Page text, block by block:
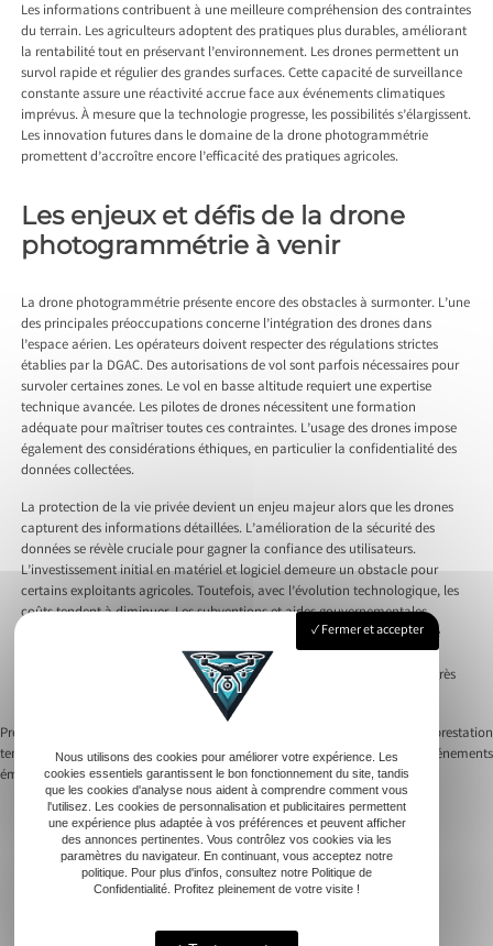
Les informations contribuent à une meilleure compréhension des contraintes
du terrain. Les agriculteurs adoptent des pratiques plus durables, améliorant
la rentabilité tout en préservant l’environnement. Les drones permettent un
survol rapide et régulier des grandes surfaces. Cette capacité de surveillance
constante assure une réactivité accrue face aux événements climatiques
imprévus. À mesure que la technologie progresse, les possibilités s’élargissent.
Les innovation futures dans le domaine de la drone photogrammétrie
promettent d’accroître encore l’efficacité des pratiques agricoles.
Les enjeux et défis de la drone
photogrammétrie à venir
La drone photogrammétrie présente encore des obstacles à surmonter. L’une
des principales préoccupations concerne l’intégration des drones dans
l’espace aérien. Les opérateurs doivent respecter des régulations strictes
établies par la DGAC. Des autorisations de vol sont parfois nécessaires pour
survoler certaines zones. Le vol en basse altitude requiert une expertise
technique avancée. Les pilotes de drones nécessitent une formation
adéquate pour maîtriser toutes ces contraintes. L’usage des drones impose
également des considérations éthiques, en particulier la confidentialité des
données collectées.
La protection de la vie privée devient un enjeu majeur alors que les drones
capturent des informations détaillées. L’amélioration de la sécurité des
données se révèle cruciale pour gagner la confiance des utilisateurs.
L’investissement initial en matériel et logiciel demeure un obstacle pour
certains exploitants agricoles. Toutefois, avec l’évolution technologique, les
coûts tendent à diminuer. Les subventions et aides gouvernementales
encouragent l’adoption des technologies de drone photogrammétrie. Le
futur de l’agriculture repose en partie sur l’adoption de ces solutions
innovantes et surmontables. Les défis actuels ouvrent la voie à des progrès
Navigation
l’article
Previous:
tendances actuelles et technologies
émergentes
Comment réussir sa prestation
drone professionnel pour des événements
Immobilier
Fermer et accepter
Nous utilisons des cookies pour améliorer votre expérience. Les
cookies essentiels garantissent le bon fonctionnement du site, tandis
que les cookies d'analyse nous aident à comprendre comment vous
l'utilisez. Les cookies de personnalisation et publicitaires permettent
une expérience plus adaptée à vos préférences et peuvent afficher
des annonces pertinentes. Vous contrôlez vos cookies via les
paramètres du navigateur. En continuant, vous acceptez notre
politique. Pour plus d'infos, consultez notre Politique de
Confidentialité. Profitez pleinement de votre visite !